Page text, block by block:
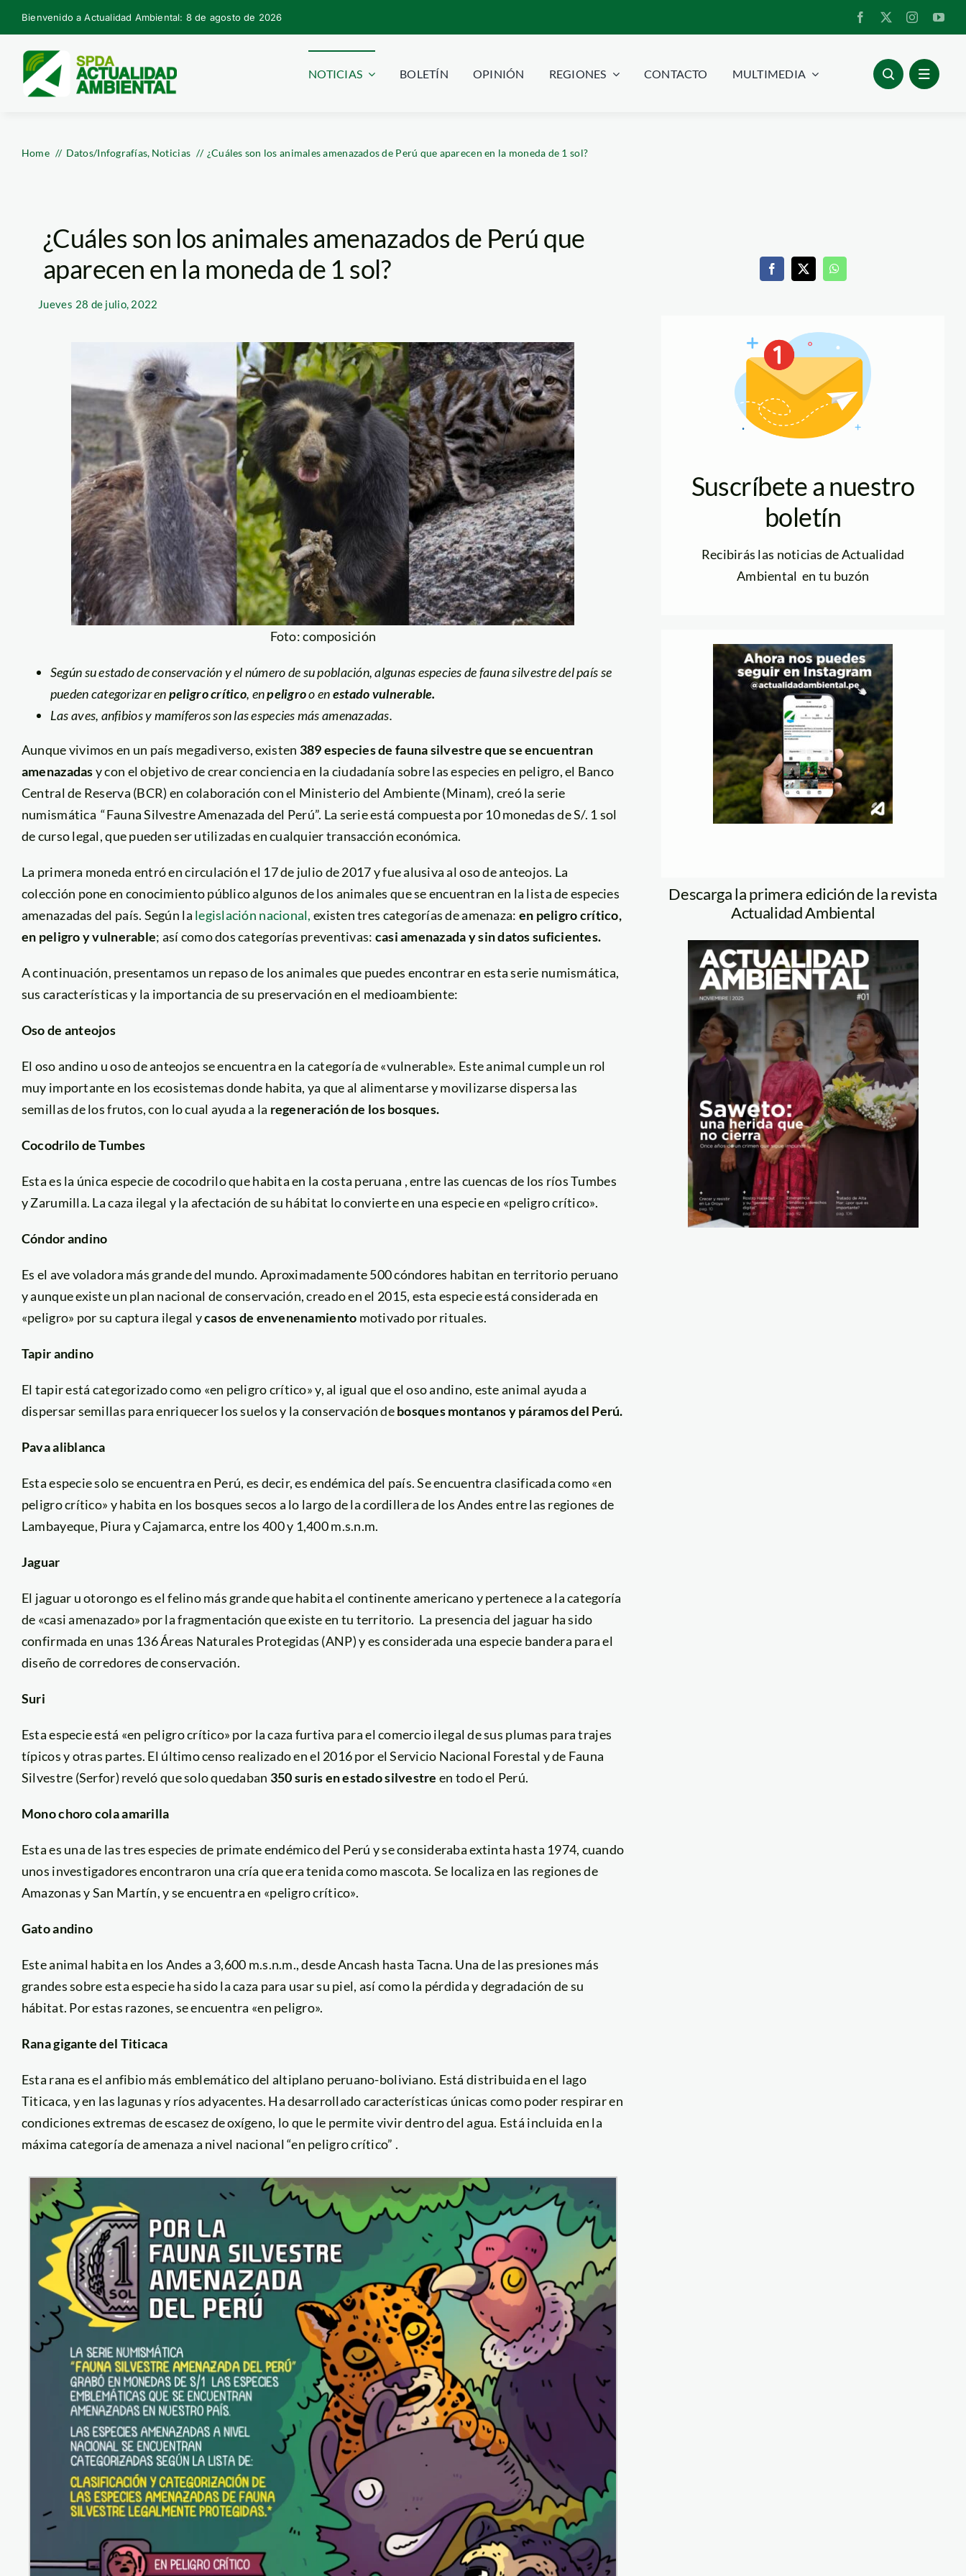
Skip
to
content
Bienvenido a Actualidad Ambiental: 8 de agosto de 2026
NOTICIAS BOLETÍN OPINIÓN REGIONES CONTACTO MULTIMEDIA
Home Datos/Infografías Noticias ¿Cuáles son los animales amenazados de Perú que aparecen en la moneda de 1 sol?
¿Cuáles son los animales amenazados de Perú que
aparecen en la moneda de 1 sol?
Jueves 28 de julio, 2022
Foto: composición
Según su estado de conservación y el número de su población, algunas especies de fauna silvestre del país se
pueden categorizar enpeligro crítico, enpeligroo enestado vulnerable.
Las aves, anfibios y mamíferos son las especies más amenazadas.
Aunque vivimos en un país megadiverso, existen 389 especies de fauna silvestre que se encuentran
amenazadasy con el objetivo de crear conciencia en la ciudadanía sobre las especies en peligro, el Banco
Central de Reserva (BCR) en colaboración con el Ministerio del Ambiente (Minam), creó la serie
numismática “Fauna Silvestre Amenazada del Perú”. La serie está compuesta por 10 monedas de S/. 1 sol
de curso legal, que pueden ser utilizadas en cualquier transacción económica.
La primera moneda entró en circulación el 17 de julio de 2017 y fue alusiva al oso de anteojos. La
colección pone en conocimiento público algunos de los animales que se encuentran en la lista de especies
amenazadas del país. Según la legislación nacional, existen tres categorías de amenaza: en peligro crítico,
en peligro y vulnerable; así como dos categorías preventivas: casi amenazada y sin datos suficientes.
A continuación, presentamos un repaso de los animales que puedes encontrar en esta serie numismática,
sus características y la importancia de su preservación en el medioambiente:
Oso de anteojos
El oso andino u oso de anteojos se encuentra en la categoría de «vulnerable». Este animal cumple un rol
muy importante en los ecosistemas donde habita, ya que al alimentarse y movilizarse dispersa las
semillas de los frutos, con lo cual ayuda a la regeneración de los bosques.
Cocodrilo de Tumbes
Esta es la única especie de cocodrilo que habita en la costa peruana , entre las cuencas de los ríos Tumbes
y Zarumilla. La caza ilegal y la afectación de su hábitat lo convierte en una especie en «peligro crítico».
Cóndor andino
Es el ave voladora más grande del mundo. Aproximadamente 500 cóndores habitan en territorio peruano
y aunque existe un plan nacional de conservación, creado en el 2015, esta especie está considerada en
«peligro» por su captura ilegal ycasos de envenenamiento motivado por rituales.
Tapir andino
El tapir está categorizado como «en peligro crítico» y, al igual que el oso andino, este animal ayuda a
dispersar semillas para enriquecer los suelos y la conservación debosques montanos y páramos del Perú.
Pava aliblanca
Esta especie solo se encuentra en Perú, es decir, es endémica del país. Se encuentra clasificada como «en
peligro crítico» y habita en los bosques secos a lo largo de la cordillera de los Andes entre las regiones de
Lambayeque, Piura y Cajamarca, entre los 400 y 1,400 m.s.n.m.
Jaguar
El jaguar u otorongo es el felino más grande que habita el continente americano y pertenece a la categoría
de «casi amenazado» por la fragmentación que existe en tu territorio. La presencia del jaguar ha sido
confirmada en unas 136 Áreas Naturales Protegidas (ANP) y es considerada una especie bandera para el
diseño de corredores de conservación.
Suri
Esta especie está «en peligro crítico» por la caza furtiva para el comercio ilegal de sus plumas para trajes
típicos y otras partes. El último censo realizado en el 2016 por el Servicio Nacional Forestal y de Fauna
Silvestre (Serfor) reveló que solo quedaban 350 suris en estado silvestre en todo el Perú.
Mono choro cola amarilla
Esta es una de las tres especies de primate endémico del Perú y se consideraba extinta hasta 1974, cuando
unos investigadores encontraron una cría que era tenida como mascota. Se localiza en las regiones de
Amazonas y San Martín, y se encuentra en «peligro crítico».
Gato andino
Este animal habita en los Andes a 3,600 m.s.n.m., desde Ancash hasta Tacna. Una de las presiones más
grandes sobre esta especie ha sido la caza para usar su piel, así como la pérdida y degradación de su
hábitat. Por estas razones, se encuentra «en peligro».
Rana gigante del Titicaca
Esta rana es el anfibio más emblemático del altiplano peruano-boliviano. Está distribuida en el lago
Titicaca, y en las lagunas y ríos adyacentes. Ha desarrollado características únicas como poder respirar en
condiciones extremas de escasez de oxígeno, lo que le permite vivir dentro del agua. Está incluida en la
máxima categoría de amenaza a nivel nacional “en peligro crítico” .
Suscríbete a nuestro
boletín
Recibirás las noticias de Actualidad
Ambiental en tu buzón
Descarga la primera edición de la revista
Actualidad Ambiental